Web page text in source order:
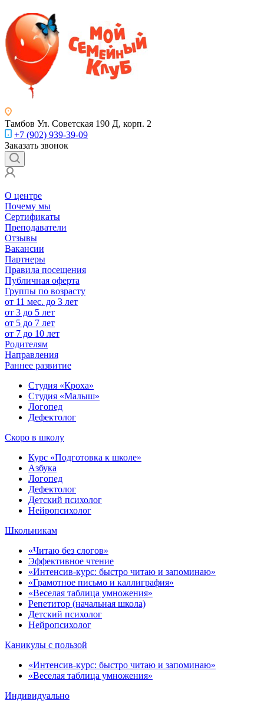
Тамбов Ул. Советская 190 Д, корп. 2
+7 (902) 939-39-09
Заказать звонок
О центре
Почему мы
Сертификаты
Преподаватели
Отзывы
Вакансии
Партнеры
Правила посещения
Публичная оферта
Группы по возрасту
от 11 мес. до 3 лет
от 3 до 5 лет
от 5 до 7 лет
от 7 до 10 лет
Родителям
Направления
Раннее развитие
Студия «Кроха»
Студия «Малыш»
Логопед
Дефектолог
Скоро в школу
Курс «Подготовка к школе»
Азбука
Логопед
Дефектолог
Детский психолог
Нейропсихолог
Школьникам
«Читаю без слогов»
Эффективное чтение
«Интенсив-курс: быстро читаю и запоминаю»
«Грамотное письмо и каллиграфия»
«Веселая таблица умножения»
Репетитор (начальная школа)
Детский психолог
Нейропсихолог
Каникулы с пользой
«Интенсив-курс: быстро читаю и запоминаю»
«Веселая таблица умножения»
Индивидуально